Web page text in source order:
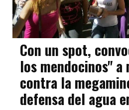
Con un spot,
los mendocinos" a
contra la
defensa del agua